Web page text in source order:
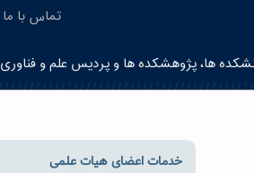
تماس با ما
ها، پژوهشکده ها و پردیس علم و فناوری
خدمات اعضای هیات علمی